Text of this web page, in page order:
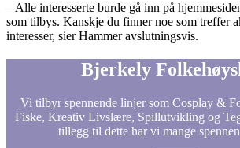
– Alle interesserte burde gå inn på
som tilbys. Kanskje du finner noe som treffer
interesser, sier Hammer avslutningsvis.
Bjerkely
Vi tilbyr spennende linjer som Cosplay &
Fiske, Kreativ Livslære, Spillutvikling og
tillegg til dette har vi mange